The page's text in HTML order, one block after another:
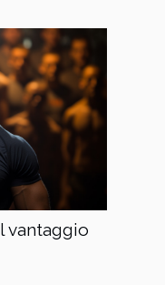
vantaggio